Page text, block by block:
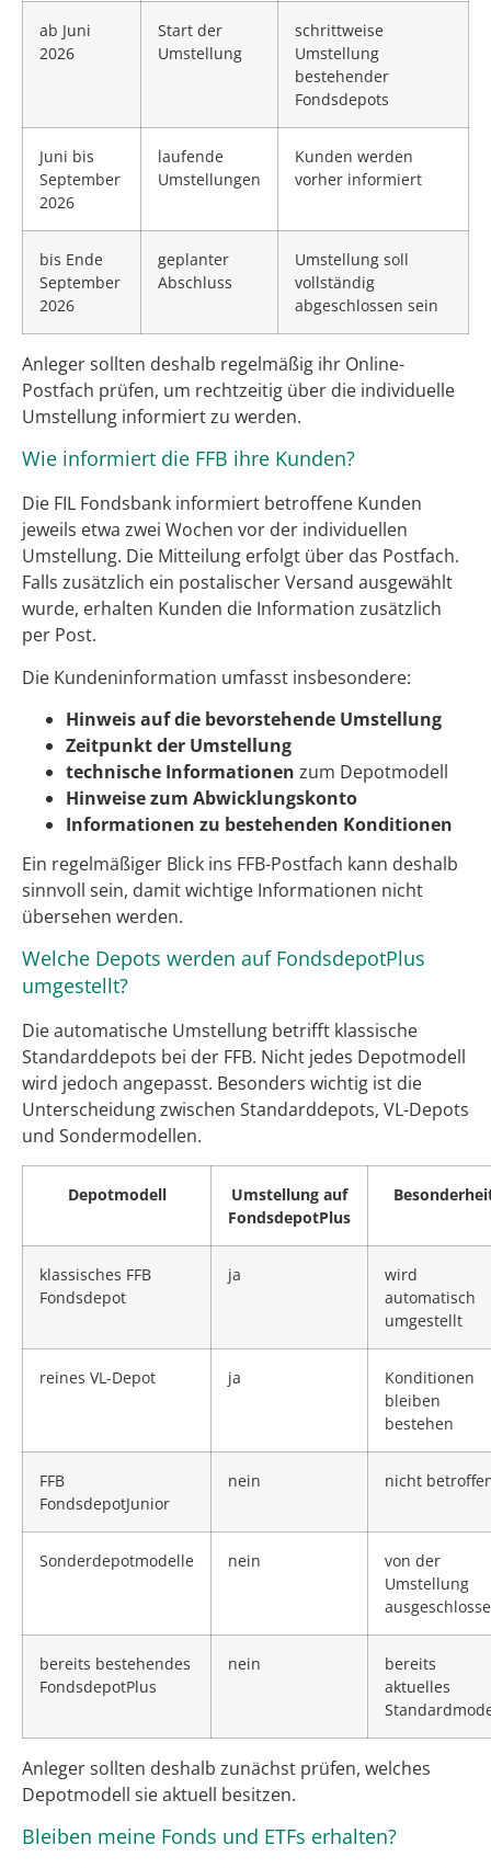
ab Juni
2026
Start der
Umstellung
schrittweise
Umstellung
bestehender
Fondsdepots
Juni bis
September
2026
laufende
Umstellungen
Kunden werden
vorher informiert
bis Ende
September
2026
geplanter
Abschluss
Umstellung soll
vollständig
abgeschlossen sein
Anleger sollten deshalb regelmäßig ihr Online-
Postfach prüfen, um rechtzeitig über die individuelle
Umstellung informiert zu werden.
Wie informiert die FFB ihre Kunden?
Die FIL Fondsbank informiert betroffene Kunden
jeweils etwa zwei Wochen vor der individuellen
Umstellung. Die Mitteilung erfolgt über das Postfach.
Falls zusätzlich ein postalischer Versand ausgewählt
wurde, erhalten Kunden die Information zusätzlich
per Post.
Die Kundeninformation umfasst insbesondere:
Hinweis auf die bevorstehende Umstellung
Zeitpunkt der Umstellung
technische Informationen zum Depotmodell
Hinweise zum Abwicklungskonto
Informationen zu bestehenden Konditionen
Ein regelmäßiger Blick ins FFB-Postfach kann deshalb
sinnvoll sein, damit wichtige Informationen nicht
übersehen werden.
Welche Depots werden auf FondsdepotPlus
umgestellt?
Die automatische Umstellung betrifft klassische
Standarddepots bei der FFB. Nicht jedes Depotmodell
wird jedoch angepasst. Besonders wichtig ist die
Unterscheidung zwischen Standarddepots, VL-Depots
und Sondermodellen.
Depotmodell
Umstellung auf
FondsdepotPlus
klassisches FFB
Fondsdepot
ja
wird
automatisch
umgestellt
reines VL-Depot ja
Konditionen
bleiben
bestehen
FFB
FondsdepotJunior
nein nicht
Sonderdepotmodelle nein
von der
Umstellung
bereits bestehendes
FondsdepotPlus
nein
bereits
aktuelles
Anleger sollten deshalb zunächst prüfen, welches
Depotmodell sie aktuell besitzen.
Bleiben meine Fonds und ETFs erhalten?